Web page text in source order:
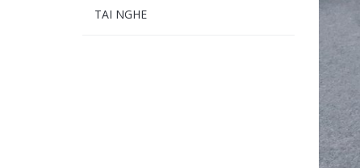
TAI NGHE